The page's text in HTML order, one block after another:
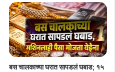
बस चालकाच्या घरात सापडलं घबाड; १५